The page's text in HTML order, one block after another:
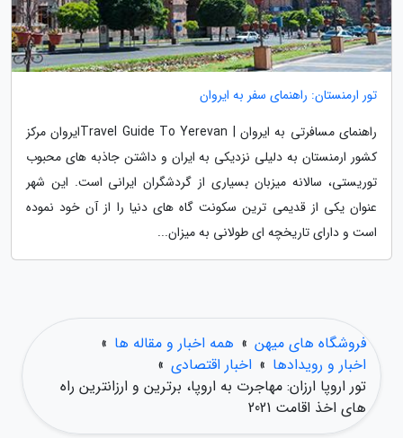
تور ارمنستان: راهنمای سفر به ایروان
راهنمای مسافرتی به ایروان | Travel Guide To Yerevanایروان مرکز
کشور ارمنستان به دلیلی نزدیکی به ایران و داشتن جاذبه های محبوب
توریستی، سالانه میزبان بسیاری از گردشگران ایرانی است. این شهر
عنوان یکی از قدیمی ترین سکونت گاه های دنیا را از آن خود نموده
است و دارای تاریخچه ای طولانی به میزان...
فروشگاه های میهن » همه اخبار و مقاله ها »
اخبار و رویدادها » اخبار اقتصادی »
تور اروپا ارزان: مهاجرت به اروپا، برترین و ارزانترین راه
های اخذ اقامت 2021